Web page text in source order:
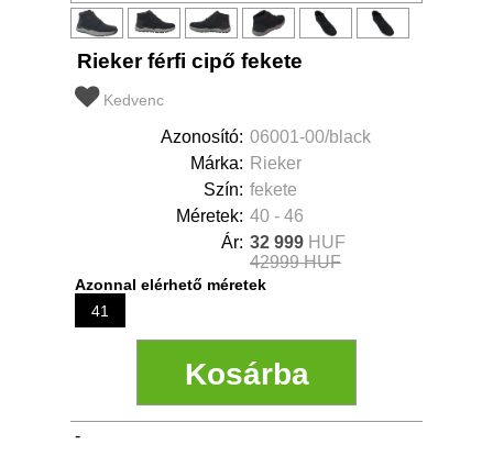
Rieker férfi cipő fekete
Kedvenc
Azonosító: 06001-00/black
Márka: Rieker
Szín: fekete
Méretek: 40 - 46
Ár: 32 999 HUF
42999 HUF
Azonnal elérhető méretek
41
-